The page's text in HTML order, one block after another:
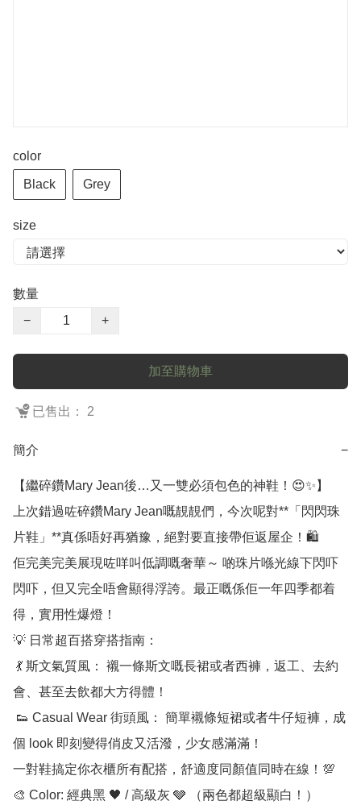
color
Black Grey
size
數量
−
+
加至購物車
已售出： 2
簡介 −
【繼碎鑽Mary Jean後…又一雙必須包色的神鞋！😍✨】
上次錯過咗碎鑽Mary Jean嘅靚靚們，今次呢對**「閃閃珠
片鞋」**真係唔好再猶豫，絕對要直接帶佢返屋企！🛍️
佢完美完美展現咗咩叫低調嘅奢華～ 啲珠片喺光線下閃吓
閃吓，但又完全唔會顯得浮誇。最正嘅係佢一年四季都着
得，實用性爆燈！
💡 日常超百搭穿搭指南：
會、甚至去飲都大方得體！
個 look 即刻變得俏皮又活潑，少女感滿滿！
一對鞋搞定你衣櫃所有配搭，舒適度同顏值同時在線！💯
🎨 Color: 經典黑 🖤 / 高級灰 🩶 （兩色都超級顯白！）